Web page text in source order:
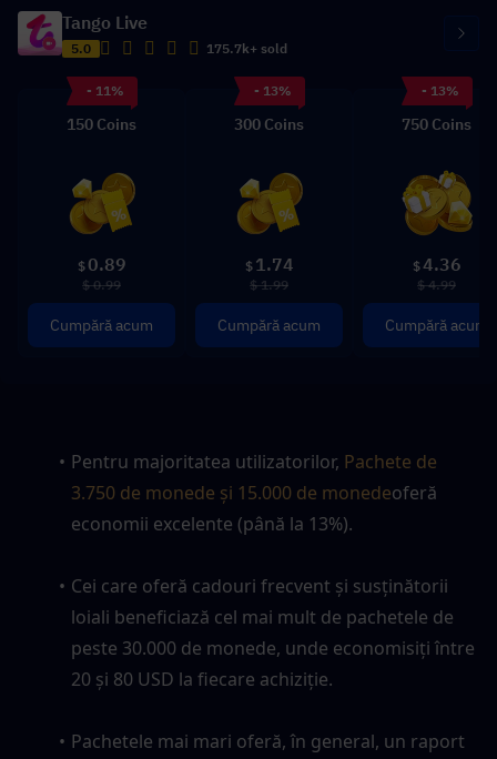
Tango Live
5.0 175.7k+ sold
- 11%
150 Coins
$ 0.89
$ 0.99
Cumpără acum
- 13%
300 Coins
$ 1.74
$ 1.99
Cumpără acum
- 13%
750 Coins
$4.36
$ 4.99
Cumpără acum
Pentru majoritatea utilizatorilor, Pachete de
3.750 de monede și 15.000 de monedeoferă
economii excelente (până la 13%).
Cei care oferă cadouri frecvent și susținătorii
loiali beneficiază cel mai mult de pachetele de
peste 30.000 de monede, unde economisiți între
20 și 80 USD la fiecare achiziție.
Pachetele mai mari oferă, în general, un raport